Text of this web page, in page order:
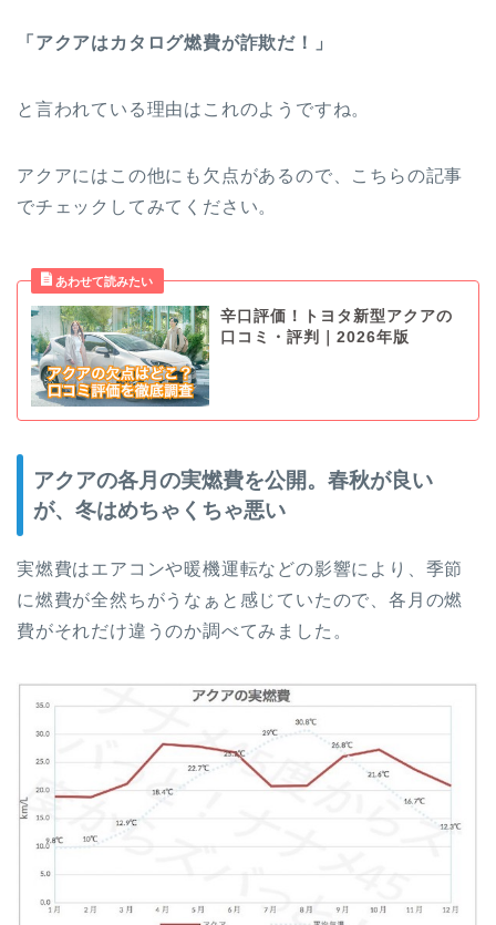
「アクアはカタログ燃費が詐欺だ！」
と言われている理由はこれのようですね。
アクアにはこの他にも欠点があるので、こちらの記事
でチェックしてみてください。
辛口評価！トヨタ新型アクアの
口コミ・評判｜2026年版
アクアの各月の実燃費を公開。春秋が良い
が、冬はめちゃくちゃ悪い
実燃費はエアコンや暖機運転などの影響により、季節
に燃費が全然ちがうなぁと感じていたので、各月の燃
費がそれだけ違うのか調べてみました。